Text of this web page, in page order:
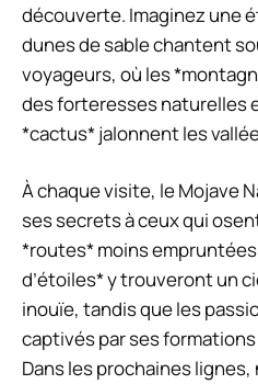
découverte. Imaginez une
dunes de sable chantent
voyageurs, où les
des forteresses naturelles
*cactus* jalonnent les
À chaque visite, le Mojave
ses secrets à ceux qui
*routes* moins
d’étoiles* y trouveront un
inouïe, tandis que les
captivés par ses
Dans les prochaines